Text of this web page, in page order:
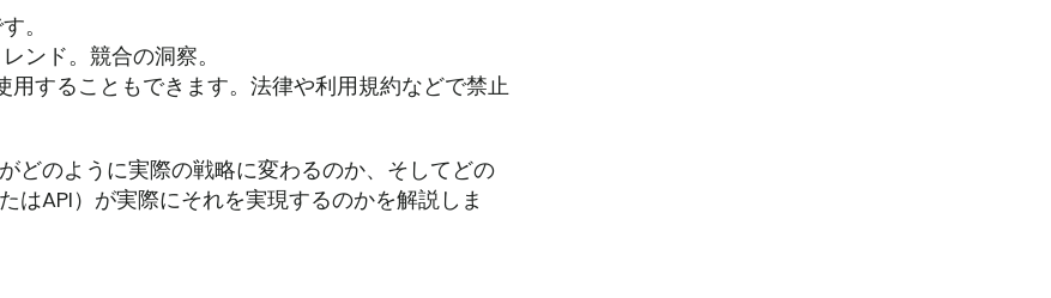
。
ンド。競合の洞察。
することもできます。法律や利用規約などで禁止
どのように実際の戦略に変わるのか、そしてどの
API）が実際にそれを実現するのかを解説しま